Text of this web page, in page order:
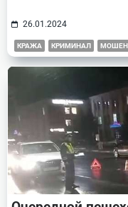
26.01.2024
КРАЖА КРИМИНАЛ